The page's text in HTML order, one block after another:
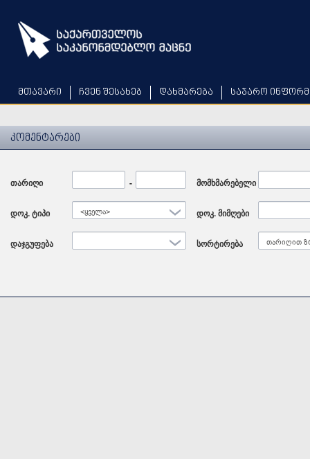
main
content
მთავარი ჩვენ შესახებ დახმარება საჯარო
კომენტარები
თარიღი - მომხმარებელი
დოკ. ტიპი <ყველა> დოკ. მიმღები
დაჯგუფება სორტირება თარიღით